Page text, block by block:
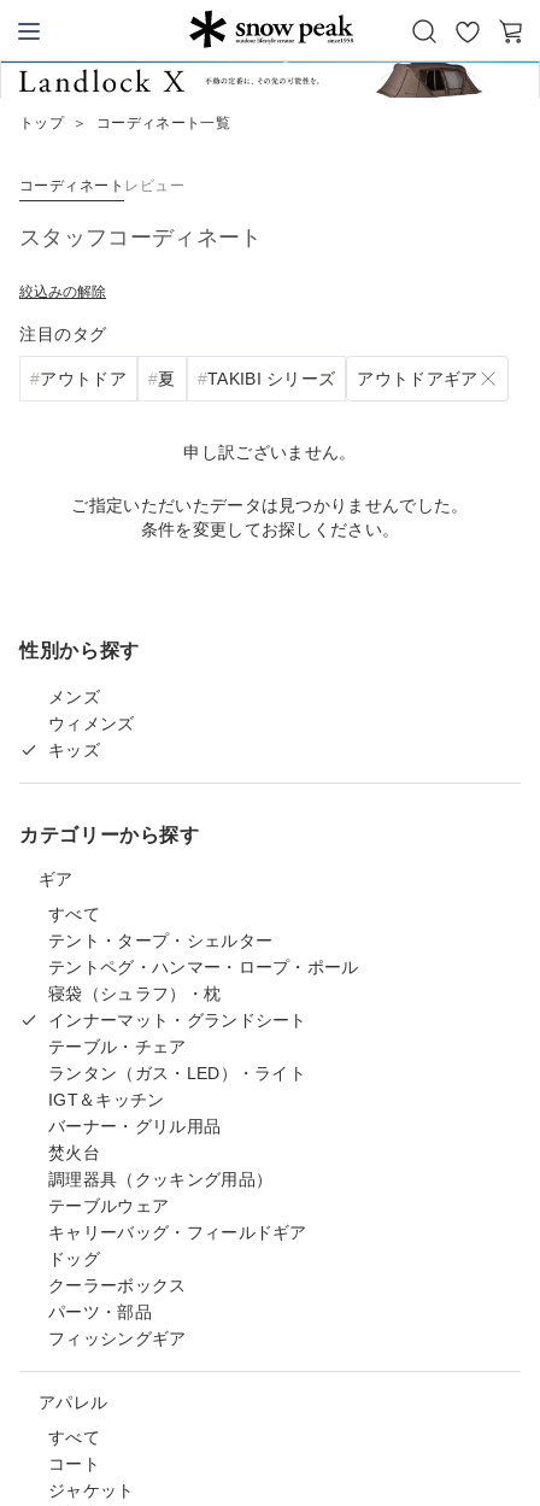
Snow Peak
お
気
カ
トップ ＞ コーディネート一覧
コーディネート レビュー
スタッフコーディネート
絞込みの解除
注目のタグ
アウトドア 夏 TAKIBI シリーズ アウトドアギア
申し訳ございません。
ご指定いただいたデータは見つかりませんでした。
条件を変更してお探しください。
性別から探す
メンズ
ウィメンズ
キッズ
カテゴリーから探す
ギア
すべて
テント・タープ・シェルター
テントペグ・ハンマー・ロープ・ポール
寝袋（シュラフ）・枕
インナーマット・グランドシート
テーブル・チェア
ランタン（ガス・LED）・ライト
IGT＆キッチン
バーナー・グリル用品
焚火台
調理器具（クッキング用品）
テーブルウェア
キャリーバッグ・フィールドギア
ドッグ
クーラーボックス
パーツ・部品
フィッシングギア
アパレル
すべて
コート
ジャケット